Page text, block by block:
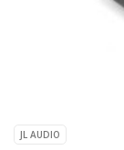
JL AUDIO